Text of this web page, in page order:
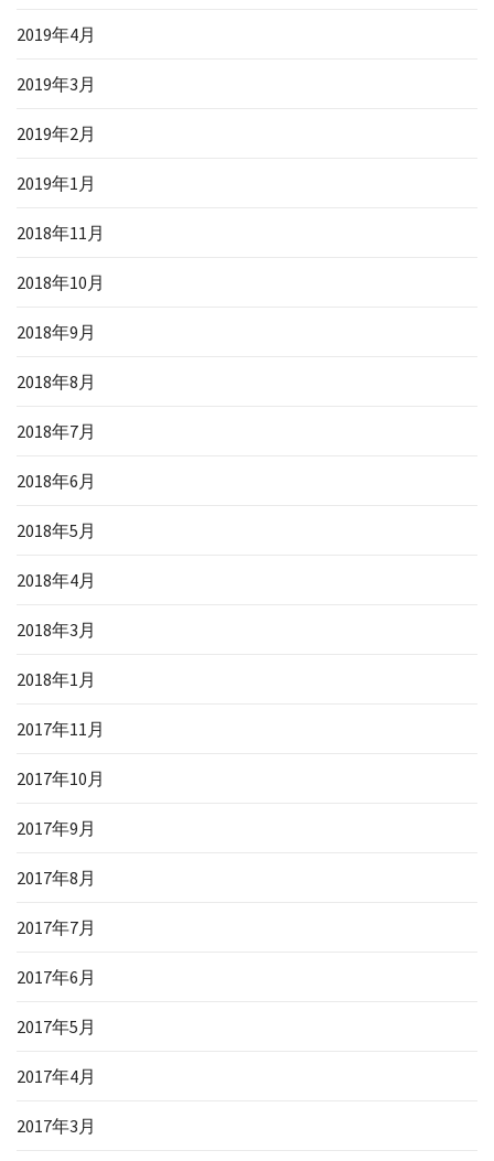
2019年4月
2019年3月
2019年2月
2019年1月
2018年11月
2018年10月
2018年9月
2018年8月
2018年7月
2018年6月
2018年5月
2018年4月
2018年3月
2018年1月
2017年11月
2017年10月
2017年9月
2017年8月
2017年7月
2017年6月
2017年5月
2017年4月
2017年3月